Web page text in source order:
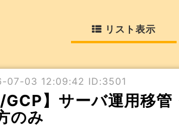
リスト表示
07-03 12:09:42 ID:3501
GCP】サーバ運用移
のみ